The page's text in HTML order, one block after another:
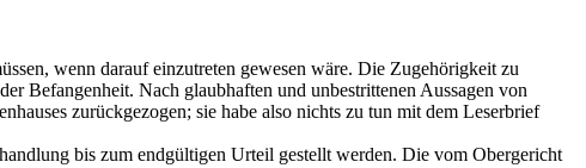
wenn darauf einzutreten gewesen wäre. Die Zugehörigkeit zu
Befangenheit. Nach glaubhaften und unbestrittenen Aussagen von
zurückgezogen; sie habe also nichts zu tun mit dem Leserbrief
bis zum endgültigen Urteil gestellt werden. Die vom Obergericht